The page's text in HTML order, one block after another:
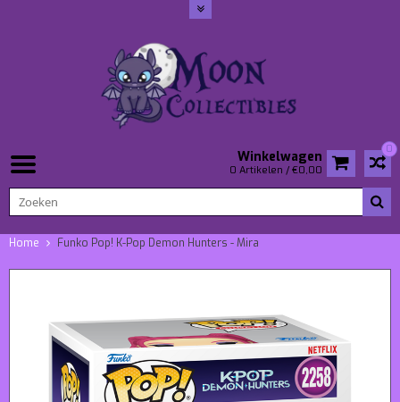
0
Winkelwagen
0 Artikelen / €0,00
Home Funko Pop! K-Pop Demon Hunters - Mira